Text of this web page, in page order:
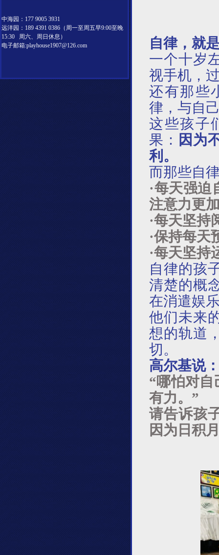
中海园：177 9005 3931
远洋园：189 4391 0386（周一至周五早9:00至晚
15:30 周六、周日休息）
电子邮箱:playhouse1907@126.com
自律，就
一个十岁
视手机，
还有那些
律，与自
这些孩子
果： 因为
利。
而那些自
·每天强迫
注意力更
·每天坚持
·保持每天
·每天坚持
自律的孩
清楚的概
在消遣娱
他们未来
想的轨道
切。
高尔基说
“哪怕对自
有力。”
请告诉孩
因为日积